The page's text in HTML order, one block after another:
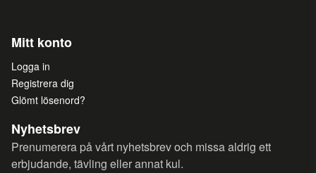
Mitt konto
Logga in
Registrera dig
Glömt lösenord?
Nyhetsbrev
Prenumerera på vårt nyhetsbrev och missa aldrig ett
erbjudande, tävling eller annat kul.